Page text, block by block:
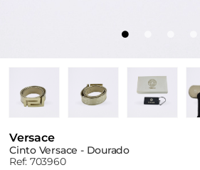
Versace
Cinto Versace - Dourado
Ref: 703960